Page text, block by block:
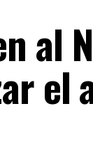
al
el